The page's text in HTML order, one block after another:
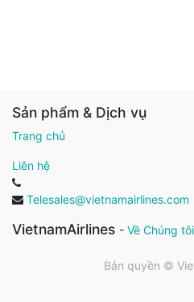
Sản phẩm & Dịch vụ
Trang chủ
Liên hệ
Telesales@vietnamairlines.com
VietnamAirlines - Về Chúng tôi
Bản quyền ©